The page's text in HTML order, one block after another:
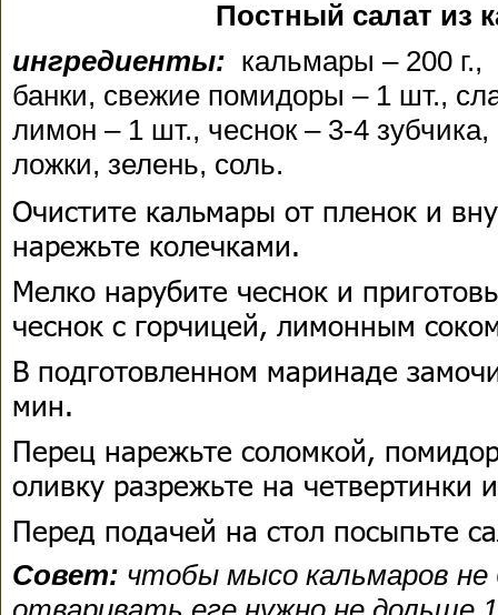
Постный салат из
ингредиенты: кальмары – 200 г.,
банки, свежие помидоры – 1 шт.,
лимон – 1 шт., чеснок – 3-4
ложки, зелень, соль.
Очистите кальмары от пленок и
нарежьте колечками.
Мелко нарубите чеснок и
чеснок с горчицей, лимонным
В подготовленном маринаде
мин.
Перец нарежьте соломкой,
оливку разрежьте на четвертинки
Перед подачей на стол посыпьте
Совет: чтобы мысо кальмаров